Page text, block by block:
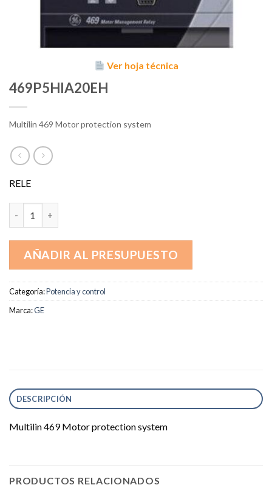
Ver hoja técnica
469P5HIA20EH
Multilin 469 Motor protection system
RELE
AÑADIR AL PRESUPUESTO
Categoría:Potencia y control
Marca:GE
DESCRIPCIÓN
Multilin 469 Motor protection system
PRODUCTOS RELACIONADOS